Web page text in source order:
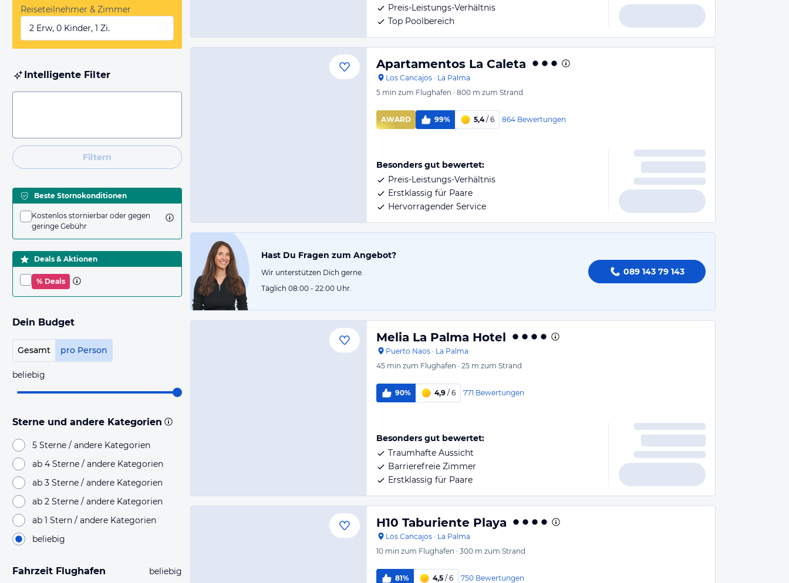
Reiseteilnehmer & Zimmer
2 Erw, 0 Kinder, 1 Zi.
Intelligente Filter
Filtern
Beste Stornokonditionen
Kostenlos stornierbar oder gegen
geringe Gebühr
Deals & Aktionen
% Deals
Dein Budget
Gesamt pro Person
beliebig
Sterne und andere Kategorien
5 Sterne / andere Kategorien
ab 4 Sterne / andere Kategorien
ab 3 Sterne / andere Kategorien
ab 2 Sterne / andere Kategorien
ab 1 Stern / andere Kategorien
beliebig
Fahrzeit Flughafen beliebig
Preis-Leistungs-Verhältnis
Top Poolbereich
Apartamentos La Caleta
Los Cancajos · La Palma
5 min zum Flughafen · 800 m zum Strand
AWARD 99% 5,4/ 6 864 Bewertungen
Besonders gut bewertet:
Preis-Leistungs-Verhältnis
Erstklassig für Paare
Hervorragender Service
Hast Du Fragen zum Angebot?
Wir unterstützen Dich gerne.
Täglich 08:00 - 22:00 Uhr.
089 143 79 143
Melia La Palma Hotel
Puerto Naos · La Palma
45 min zum Flughafen · 25 m zum Strand
90% 4,9 / 6 771 Bewertungen
Besonders gut bewertet:
Traumhafte Aussicht
Barrierefreie Zimmer
Erstklassig für Paare
H10 Taburiente Playa
Los Cancajos · La Palma
10 min zum Flughafen · 300 m zum Strand
81% 4,5 / 6 750 Bewertungen